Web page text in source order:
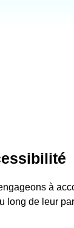
à
long de leur